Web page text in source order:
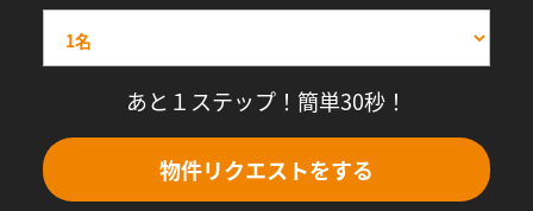
あと１ステップ！簡単30秒！
物件リクエストをする